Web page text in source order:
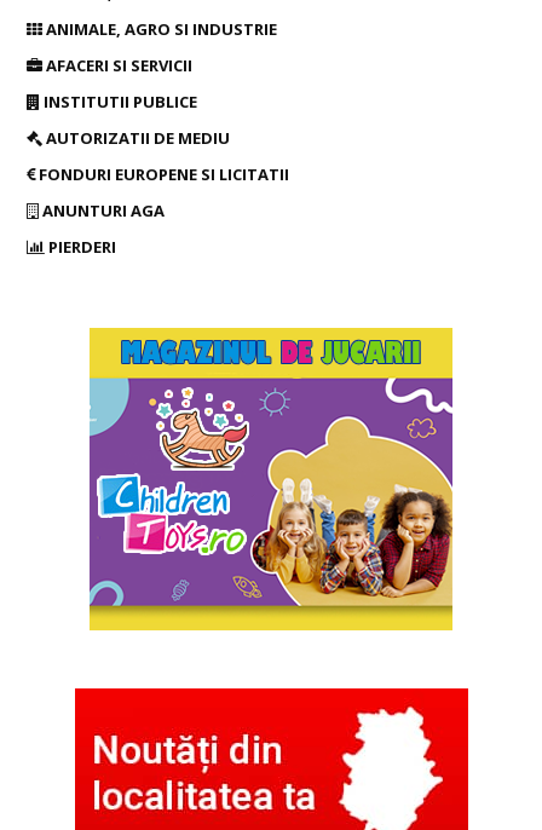
ANIMALE, AGRO SI INDUSTRIE
AFACERI SI SERVICII
INSTITUTII PUBLICE
AUTORIZATII DE MEDIU
FONDURI EUROPENE SI LICITATII
ANUNTURI AGA
PIERDERI